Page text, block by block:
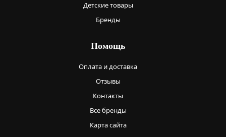
Детские товары
Бренды
Помощь
Оплата и доставка
Отзывы
Контакты
Все бренды
Карта сайта